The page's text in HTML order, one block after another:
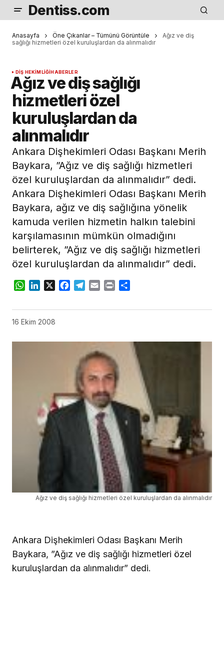
Dentiss.com
Anasayfa Öne Çıkanlar – Tümünü Görüntüle
Ağız ve diş
sağlığı hizmetleri özel kuruluşlardan da alınmalıdır
DIŞ HEKIMLIĞIHABERLER
Ağız ve diş sağlığı
hizmetleri özel
kuruluşlardan da
alınmalıdır
Ankara Dişhekimleri Odası Başkanı Merih
Baykara, ”Ağız ve diş sağlığı hizmetleri
özel kuruluşlardan da alınmalıdır” dedi.
Ankara Dişhekimleri Odası Başkanı Merih
Baykara, ağız ve diş sağlığına yönelik
kamuda verilen hizmetin halkın talebini
karşılamasının mümkün olmadığını
belirterek, ”Ağız ve diş sağlığı hizmetleri
özel kuruluşlardan da alınmalıdır” dedi.
WhatsApp
LinkedIn
X Facebook
Telegram
Email Print
16 Ekim 2008
Ağız ve diş sağlığı hizmetleri özel kuruluşlardan da alınmalıdır
Ankara Dişhekimleri Odası Başkanı Merih
Baykara, ”Ağız ve diş sağlığı hizmetleri özel
kuruluşlardan da alınmalıdır” dedi.